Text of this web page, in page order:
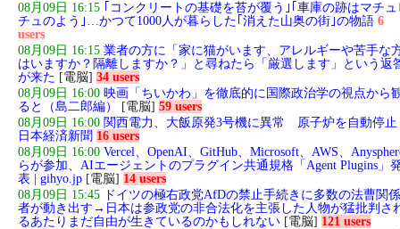
08月09日 16:15 ｢コンクリートの基礎を苔が覆う｣｢車庫の跡はマチュ
チュのよう｣…かつて1000人が暮らした｢消えた山奥の街｣の物語 6
users
08月09日 16:15 業者の方に「家に猫がいます、アレルギーや苦手な
はいますか？隔離しますか？」と尋ねたら「厳選します」という返
が来た [電脳] 34 users
08月09日 16:00 映画「ちいかわ」を徹底的に国際政治学の視点から
ると（島二郎編）
[電脳] 59 users
08月09日 16:00 関西電力、大飯原発3号機に異常 原子炉を自動停止
日本経済新聞 16 users
08月09日 16:00 Vercel、OpenAI、GitHub、Microsoft、AWS、
らが参加、AIエージェントのプラグイン共通規格「Agent Plugins」
表 | gihyo.jp [電脳] 14 users
08月09日 15:45
ドイツの極右政党AfDの禁止手続きに多数の法曹関係
者が動き出す→日本は参政党の非合法化を主張した人物が猛批判さ
るあたりまだ自由が生きているのかもしれない [電脳] 121 users